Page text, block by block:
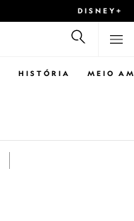
DISNEY+
HISTÓRIA MEIO